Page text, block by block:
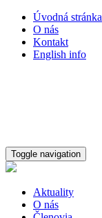
Úvodná stránka
O nás
Kontakt
English info
Toggle navigation
Aktuality
O nás